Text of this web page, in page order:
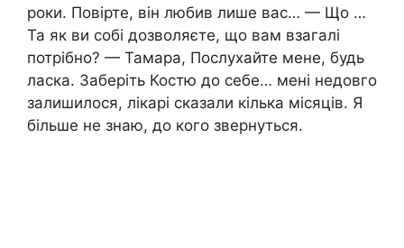
роки. Повірте, він любив лише вас… — Що …
Та як ви собі дозволяєте, що вам взагалі
потрібно? — Тамара, Послухайте мене, будь
ласка. Заберіть Костю до себе… мені недовго
залишилося, лікарі сказали кілька місяців. Я
більше не знаю, до кого звернуться.